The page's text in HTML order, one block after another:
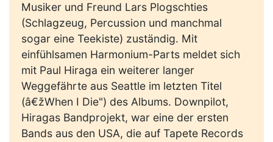
Musiker und Freund Lars Plogschties
(Schlagzeug, Percussion und manchmal
sogar eine Teekiste) zuständig. Mit
einfühlsamen Harmonium-Parts meldet sich
mit Paul Hiraga ein weiterer langer
Weggefährte aus Seattle im letzten Titel
(â€žWhen I Die") des Albums. Downpilot,
Hiragas Bandprojekt, war eine der ersten
Bands aus den USA, die auf Tapete Records